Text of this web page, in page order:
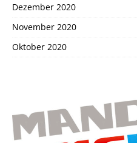
Dezember 2020
November 2020
Oktober 2020